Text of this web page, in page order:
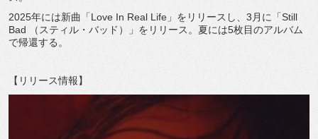
2025年には新曲「Love In Real Life」をリリースし、3月に「Still
Bad （スティル・バッド）」をリリース。夏には5枚目のアルバム
で帰還する。
【リリース情報】